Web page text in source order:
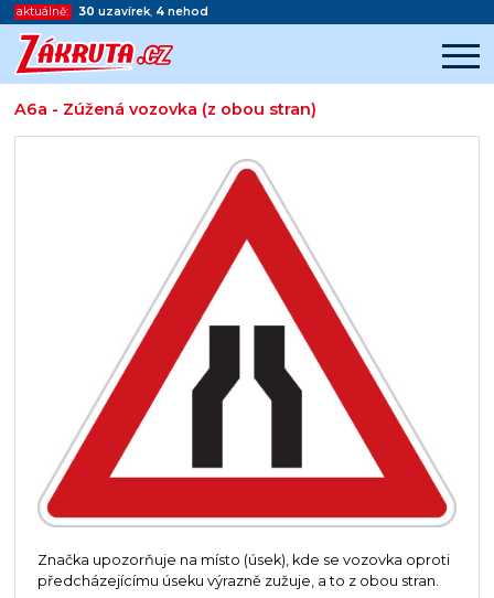
aktuálně: 30 uzavírek, 4 nehod
A6a - Zúžená vozovka (z obou stran)
Začátek reklamy
Značka upozorňuje na místo (úsek), kde se vozovka oproti
předcházejícímu úseku výrazně zužuje, a to z obou stran.